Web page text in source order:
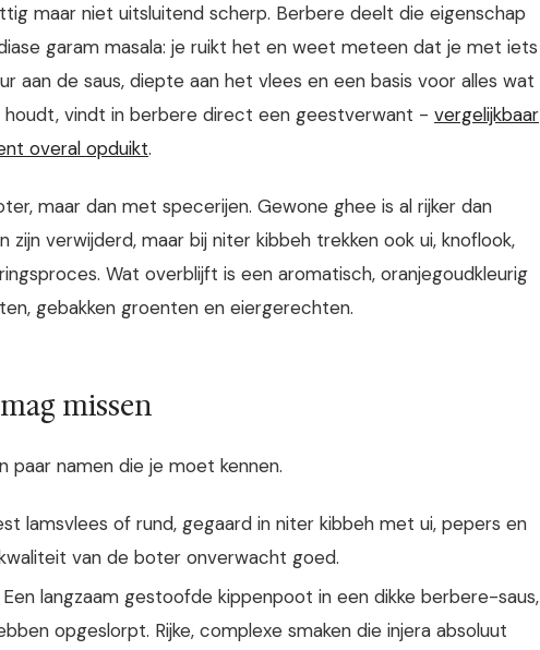
maar niet uitsluitend scherp. Berbere deelt die eigenschap
garam masala: je ruikt het en weet meteen dat je met iets
aan de saus, diepte aan het vlees en een basis voor alles wat
houdt, vindt in berbere direct een geestverwant - vergelijkbaar
overal opduikt.
maar dan met specerijen. Gewone ghee is al rijker dan
verwijderd, maar bij niter kibbeh trekken ook ui, knoflook,
Wat overblijft is een aromatisch, oranjegoudkleurig
gebakken groenten en eiergerechten.
missen
paar namen die je moet kennen.
lamsvlees of rund, gegaard in niter kibbeh met ui, pepers en
van de boter onverwacht goed.
langzaam gestoofde kippenpoot in een dikke berbere-saus,
opgeslorpt. Rijke, complexe smaken die injera absoluut